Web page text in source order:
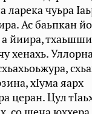
ларека чуьра
Ас баьпкан
а йиира,
хенахь.
хIума яарх
церан. Цул